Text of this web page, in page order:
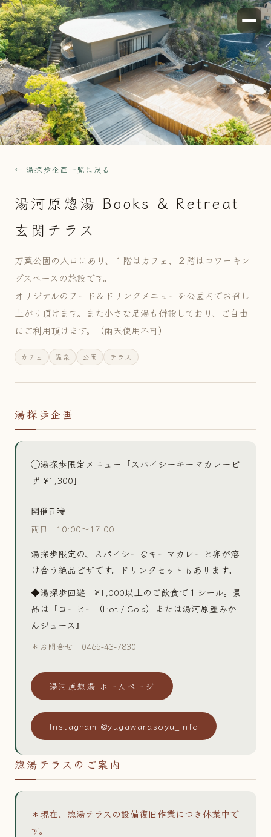
← 湯探歩企画一覧に戻る
湯河原惣湯 Books & Retreat
玄関テラス
万葉公園の入口にあり、１階はカフェ、２階はコワーキン
グスペースの施設です。
オリジナルのフード＆ドリンクメニューを公園内でお召し
上がり頂けます。また小さな足湯も併設しており、ご自由
にご利用頂けます。（雨天使用不可）
カフェ 温泉 公園 テラス
湯探歩企画
◯湯探歩限定メニュー「スパイシーキーマカレーピ
ザ ¥1,300」
開催日時
両日 10:00〜17:00
湯探歩限定の、スパイシーなキーマカレーと卵が溶
け合う絶品ピザです。ドリンクセットもあります。
◆湯探歩回遊 ¥1,000以上のご飲食で１シール。景
品は『コーヒー（Hot / Cold）または湯河原産みか
んジュース』
＊お問合せ 0465-43-7830
湯河原惣湯 ホームページ
Instagram @yugawarasoyu_info
惣湯テラスのご案内
＊現在、惣湯テラスの設備復旧作業につき休業中で
す。